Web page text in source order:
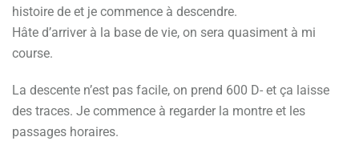
histoire de et je commence à descendre.
Hâte d’arriver à la base de vie, on sera quasiment à mi
course.
La descente n’est pas facile, on prend 600 D- et ça laisse
des traces. Je commence à regarder la montre et les
passages horaires.